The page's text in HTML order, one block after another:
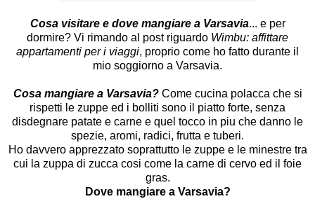
Cosa visitare e dove mangiare a Varsavia... e per
dormire? Vi rimando al post riguardo Wimbu: affittare
appartamenti per i viaggi, proprio come ho fatto durante il
mio soggiorno a Varsavia.
Cosa mangiare a Varsavia?Come cucina polacca che si
rispetti le zuppe ed i bolliti sono il piatto forte, senza
disdegnare patate e carne e quel tocco in piu che danno le
spezie, aromi, radici, frutta e tuberi.
Ho davvero apprezzato soprattutto le zuppe e le minestre tra
cui la zuppa di zucca cosi come la carne di cervo ed il foie
gras.
Dove mangiare a Varsavia?